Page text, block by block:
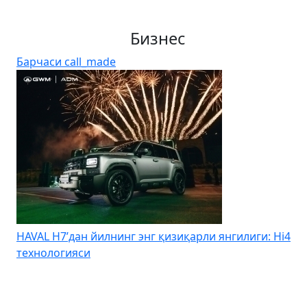
Бизнес
Барчаси call_made
HAVAL H7’дан йилнинг энг қизиқарли янгилиги: Hi4
технологияси